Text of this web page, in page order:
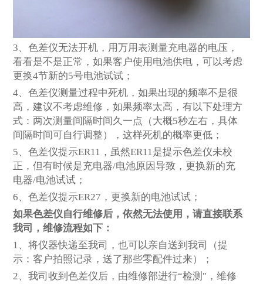
3、色差仪无法开机，用万用表测量充电器的电压，
看看是不是正常，如果客户使用电池供电，可以考虑
更换4节新的5号电池试试；
4、色差仪测量过程中死机，如果出现的频率不是很
高，建议不考虑维修，如果频率太高，有以下处理方
式：两次测量间隔时间久一点（大概5秒左右，具体
间隔时间可自行调整），这样死机的概率更低；
5、色差仪提示ER11，虽然ER11是提示色差仪未校
正，但有时候是充电器/电池原因导致，更换新的充
电器/电池试试；
6、色差仪提示ER27，更换新的电池试试；
如果色差仪自行维修后，依然无法使用，请直接联系
我司，维修流程如下：
1、将仪器快递至我司，也可以亲自送到我司（提
示：客户拍照记录，送了那些零配件过来）；
2、我司收到色差仪后，由维修部进行“检测"，维修